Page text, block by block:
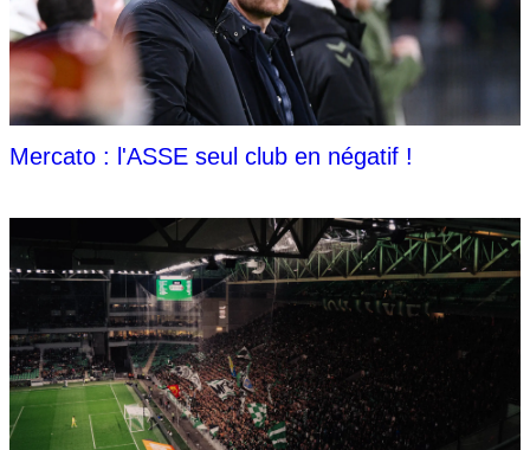
Mercato : l'ASSE seul club en négatif !